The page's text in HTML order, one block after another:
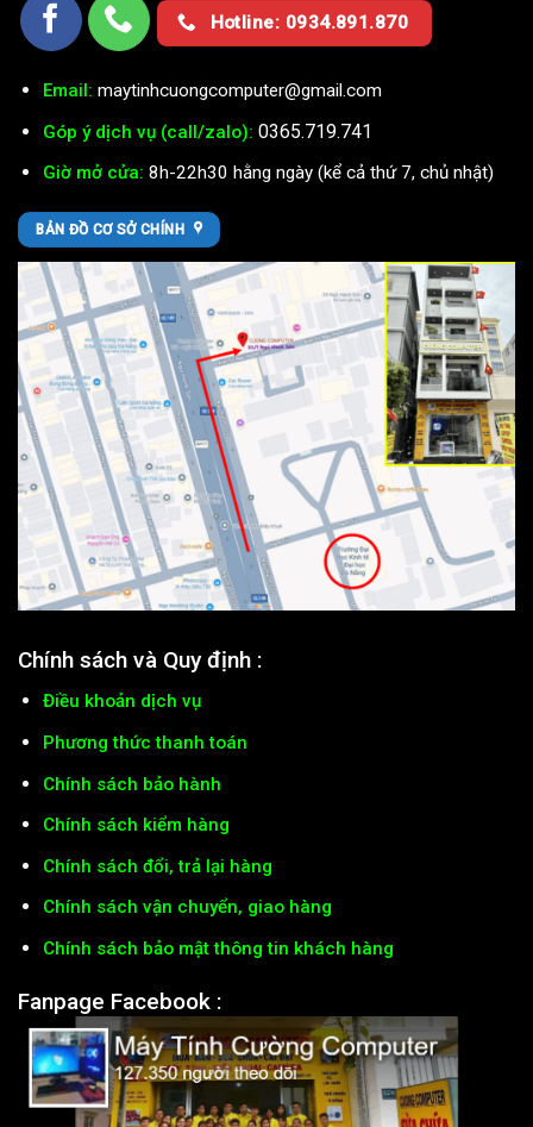
Hotline: 0934.891.870
Email: maytinhcuongcomputer@gmail.com
Góp ý dịch vụ (call/zalo): 0365.719.741
Giờ mở cửa: 8h-22h30 hằng ngày (kể cả thứ 7, chủ nhật)
BẢN ĐỒ CƠ SỞ CHÍNH
Chính sách và Quy định :
Điều khoản dịch vụ
Phương thức thanh toán
Chính sách bảo hành
Chính sách kiểm hàng
Chính sách đổi, trả lại hàng
Chính sách vận chuyển, giao hàng
Chính sách bảo mật thông tin khách hàng
Fanpage Facebook :